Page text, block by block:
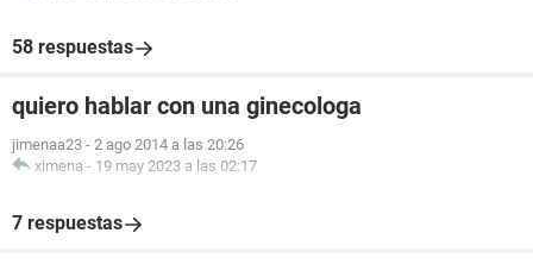
58 respuestas
quiero hablar con una ginecologa
jimenaa23 - 2 ago 2014 a las 20:26
ximena - 19 may 2023 a las 02:17
7 respuestas